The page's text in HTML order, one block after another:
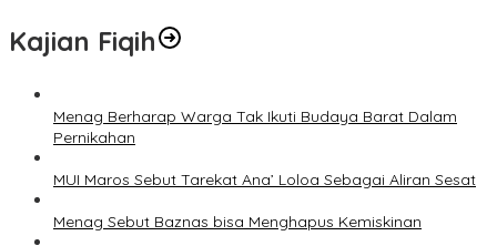
Kajian Fiqih
Menag Berharap Warga Tak Ikuti Budaya Barat Dalam
Pernikahan
MUI Maros Sebut Tarekat Ana’ Loloa Sebagai Aliran Sesat
Menag Sebut Baznas bisa Menghapus Kemiskinan